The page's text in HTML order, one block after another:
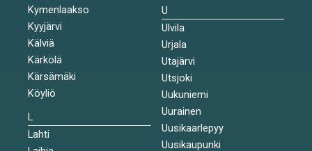
Kymenlaakso
Kyyjärvi
Kälviä
Kärkölä
Kärsämäki
Köyliö
L
Lahti
U
Ulvila
Urjala
Utajärvi
Utsjoki
Uukuniemi
Uurainen
Uusikaarlepyy
Uusikaupunki